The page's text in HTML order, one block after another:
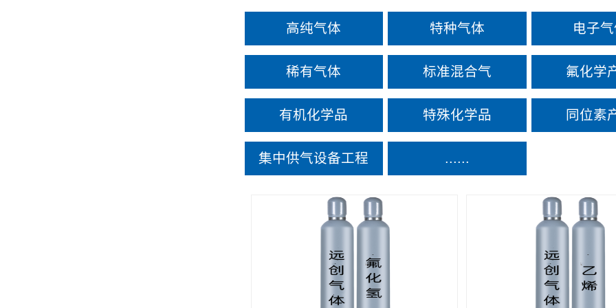
高纯气体 特种气体 电子
稀有气体 标准混合气 氟化学
有机化学品 特殊化学品 同位素
集中供气设备工程 ......